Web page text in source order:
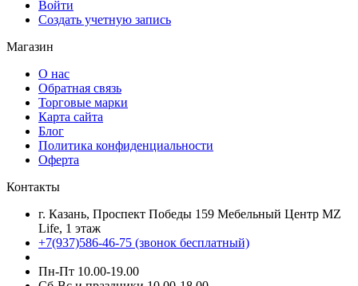
Войти
Создать учетную запись
Магазин
О нас
Обратная связь
Торговые марки
Карта сайта
Блог
Политика конфиденциальности
Оферта
Контакты
г. Казань, Проспект Победы 159 Мебельный Центр MZ
Life, 1 этаж
+7(937)586-46-75 (звонок бесплатный)
Пн-Пт 10.00-19.00